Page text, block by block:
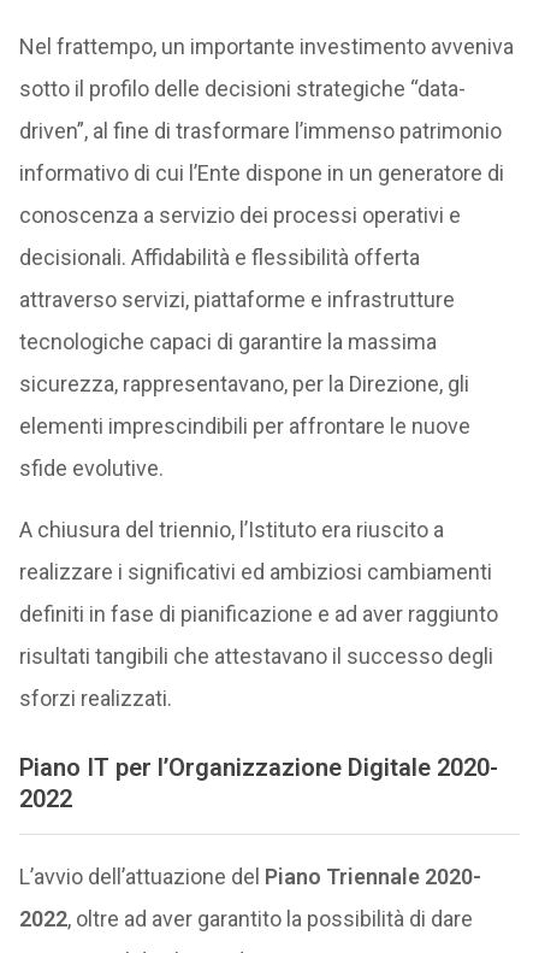
Nel frattempo, un importante investimento avveniva
sotto il profilo delle decisioni strategiche “data-
driven”, al fine di trasformare l’immenso patrimonio
informativo di cui l’Ente dispone in un generatore di
conoscenza a servizio dei processi operativi e
decisionali. Affidabilità e flessibilità offerta
attraverso servizi, piattaforme e infrastrutture
tecnologiche capaci di garantire la massima
sicurezza, rappresentavano, per la Direzione, gli
elementi imprescindibili per affrontare le nuove
sfide evolutive.
A chiusura del triennio, l’Istituto era riuscito a
realizzare i significativi ed ambiziosi cambiamenti
definiti in fase di pianificazione e ad aver raggiunto
risultati tangibili che attestavano il successo degli
sforzi realizzati.
Piano IT per l’Organizzazione Digitale 2020-
2022
L’avvio dell’attuazione del Piano Triennale 2020-
2022, oltre ad aver garantito la possibilità di dare